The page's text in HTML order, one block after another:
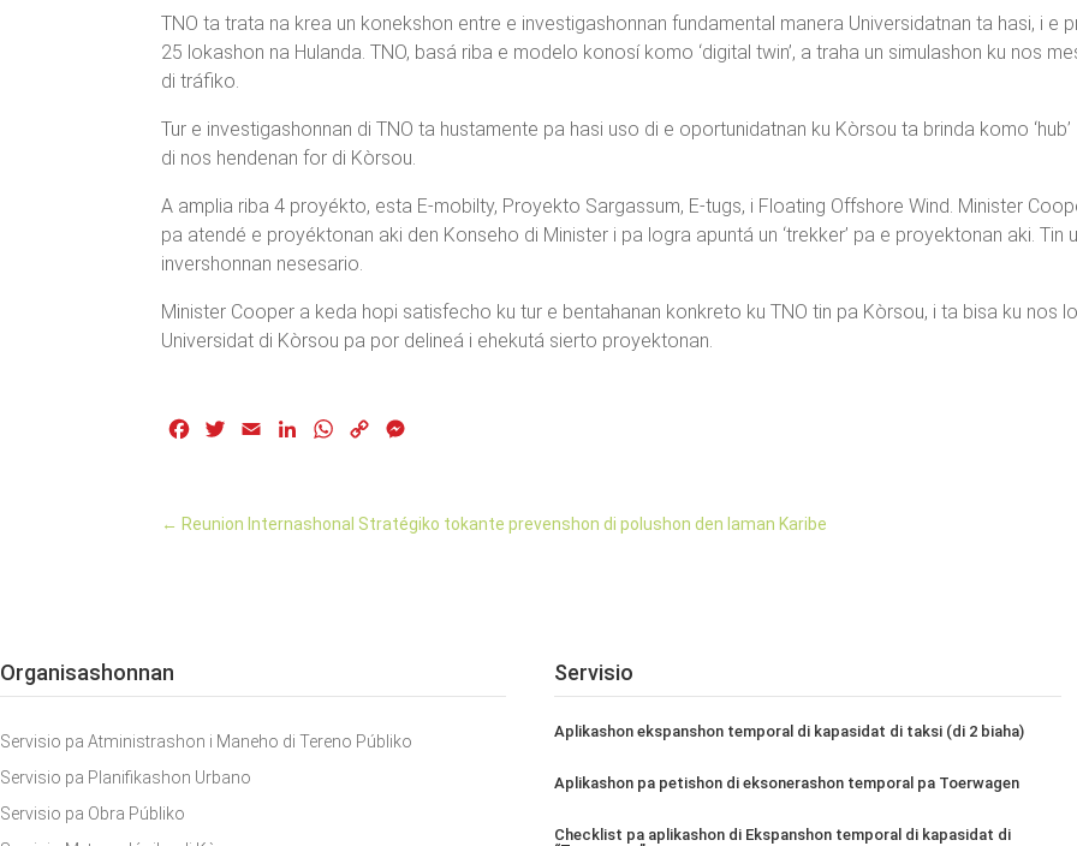
TNO ta trata na krea un konekshon entre e investigashonnan fundamental manera Universidatnan ta hasi, i
25 lokashon na Hulanda. TNO, basá riba e modelo konosí komo ‘digital twin’, a traha un simulashon ku nos
di tráfiko.
Tur e investigashonnan di TNO ta hustamente pa hasi uso di e oportunidatnan ku Kòrsou ta brinda komo ‘hub’
di nos hendenan for di Kòrsou.
A amplia riba 4 proyékto, esta E-mobilty, Proyekto Sargassum, E-tugs, i Floating Offshore Wind. Minister
pa atendé e proyéktonan aki den Konseho di Minister i pa logra apuntá un ‘trekker’ pa e proyektonan aki. Tin
invershonnan nesesario.
Minister Cooper a keda hopi satisfecho ku tur e bentahanan konkreto ku TNO tin pa Kòrsou, i ta bisa ku nos
Universidat di Kòrsou pa por delineá i ehekutá sierto proyektonan.
Facebook
TwitterEmail LinkedInWhatsApp
Copy
←Reunion Internashonal Stratégiko tokante prevenshon di polushon den laman Karibe
Organisashonnan
Servisio pa Atministrashon i Maneho di Tereno Públiko
Servisio pa Planifikashon Urbano
Servisio pa Obra Públiko
Servisio
Aplikashon ekspanshon temporal di kapasidat di taksi (di 2 biaha)
Aplikashon pa petishon di eksonerashon temporal pa Toerwagen
Checklist pa aplikashon di Ekspanshon temporal di kapasidat di